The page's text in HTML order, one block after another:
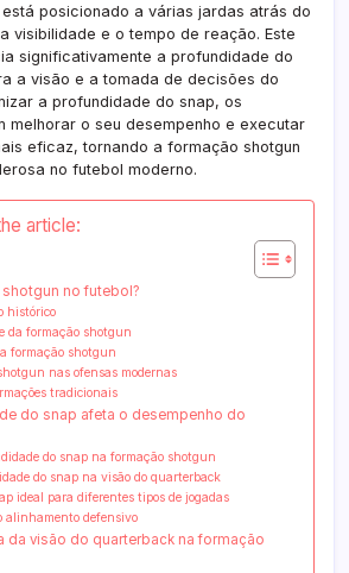
posicionado a várias jardas atrás do
visibilidade e o tempo de reação. Este
significativamente a profundidade do
a visão e a tomada de decisões do
a profundidade do snap, os
melhorar o seu desempenho e executar
eficaz, tornando a formação shotgun
no futebol moderno.
article:
no futebol?
histórico
da formação shotgun
formação shotgun
nas ofensas modernas
tradicionais
do snap afeta o desempenho do
do snap na formação shotgun
do snap na visão do quarterback
ideal para diferentes tipos de jogadas
alinhamento defensivo
da visão do quarterback na formação